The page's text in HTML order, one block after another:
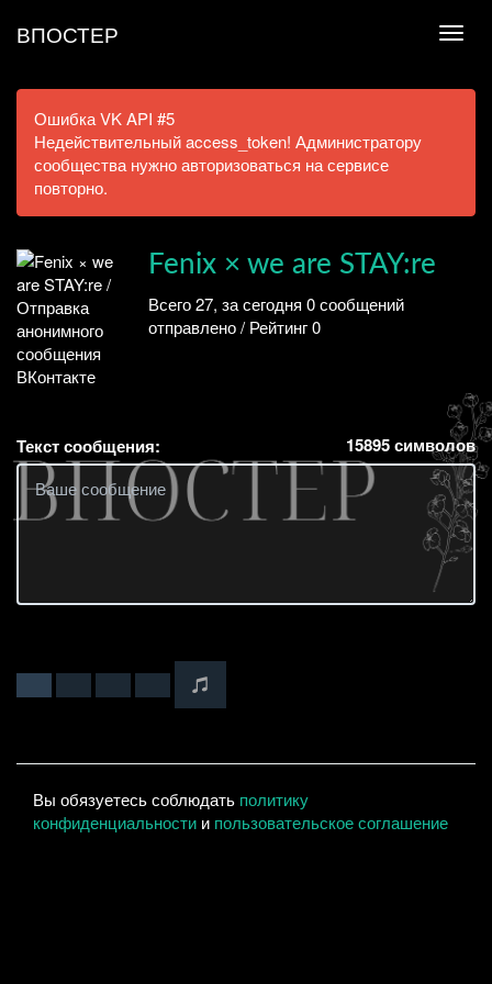
ВПОСТЕР
Ошибка VK API #5
Недействительный access_token! Администратору
сообщества нужно авторизоваться на сервисе
повторно.
Fenix × we are STAY:re
Всего 27, за сегодня 0 сообщений
отправлено / Рейтинг 0
Текст сообщения: 15895символов
Вы обязуетесь соблюдать политику
конфиденциальности и пользовательское соглашение